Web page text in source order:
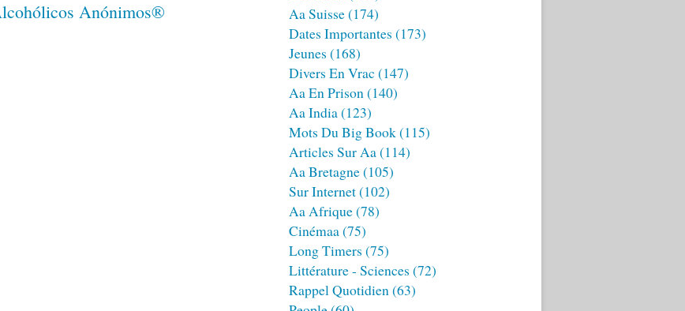
Aa Suisse(174)
Dates Importantes (173)
Jeunes (168)
Divers En Vrac (147)
Aa En Prison(140)
Aa India(123)
Mots Du Big Book(115)
Articles Sur Aa(114)
Aa Bretagne(105)
Sur Internet(102)
Aa Afrique(78)
Cinémaa(75)
Long Timers (75)
Littérature - Sciences (72)
Rappel Quotidien(63)